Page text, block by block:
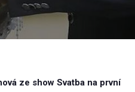
ze show Svatba na první